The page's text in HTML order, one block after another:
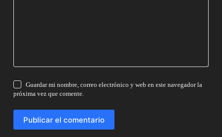
Guardar mi nombre, correo electrónico y web en este navegador la
próxima vez que comente.
Publicar el comentario